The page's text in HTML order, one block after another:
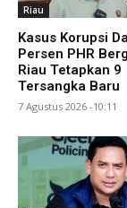
Riau
Kasus Korupsi
Persen PHR
Riau Tetapkan 9
Tersangka Baru
7 Agustus 2026 -10:11